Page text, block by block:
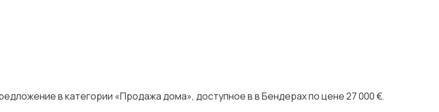
в категории «Продажа дома», доступное в в Бендерах по цене 27 000 €.